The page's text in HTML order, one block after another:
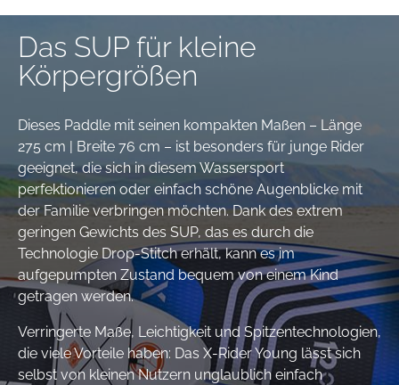
Das SUP für kleine
Körpergrößen
Dieses Paddle mit seinen kompakten Maßen – Länge
275 cm | Breite 76 cm – ist besonders für junge Rider
geeignet, die sich in diesem Wassersport
perfektionieren oder einfach schöne Augenblicke mit
der Familie verbringen möchten. Dank des extrem
geringen Gewichts des SUP, das es durch die
Technologie Drop-Stitch erhält, kann es im
aufgepumpten Zustand bequem von einem Kind
getragen werden.
Verringerte Maße, Leichtigkeit und Spitzentechnologien,
die viele Vorteile haben: Das X-Rider Young lässt sich
selbst von kleinen Nutzern unglaublich einfach